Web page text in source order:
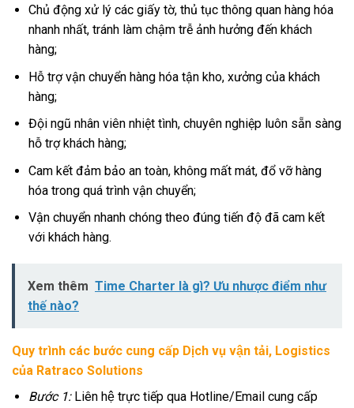
Chủ động xử lý các giấy tờ, thủ tục thông quan hàng hóa
nhanh nhất, tránh làm chậm trễ ảnh hưởng đến khách
hàng;
Hỗ trợ vận chuyển hàng hóa tận kho, xưởng của khách
hàng;
Đội ngũ nhân viên nhiệt tình, chuyên nghiệp luôn sẵn sàng
hỗ trợ khách hàng;
Cam kết đảm bảo an toàn, không mất mát, đổ vỡ hàng
hóa trong quá trình vận chuyển;
Vận chuyển nhanh chóng theo đúng tiến độ đã cam kết
với khách hàng.
Xem thêm Time Charter là gì? Ưu nhược điểm như
thế nào?
Quy trình các bước cung cấp Dịch vụ vận tải, Logistics
của Ratraco Solutions
Bước 1:Liên hệ trực tiếp qua Hotline/Email cung cấp